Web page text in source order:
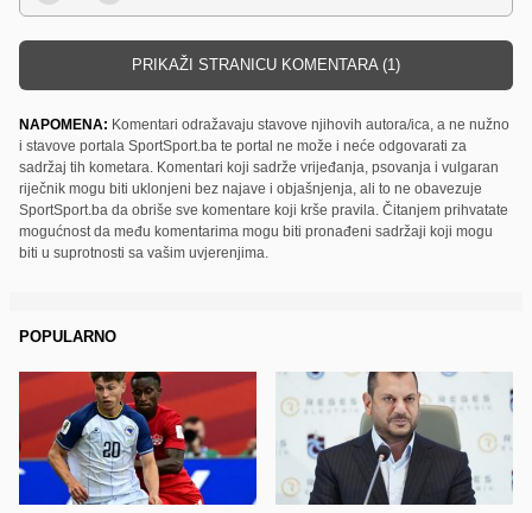
PRIKAŽI STRANICU KOMENTARA (1)
NAPOMENA: Komentari odražavaju stavove njihovih autora/ica, a ne nužno
i stavove portala SportSport.ba te portal ne može i neće odgovarati za
sadržaj tih kometara. Komentari koji sadrže vrijeđanja, psovanja i vulgaran
riječnik mogu biti uklonjeni bez najave i objašnjenja, ali to ne obavezuje
SportSport.ba da obriše sve komentare koji krše pravila. Čitanjem prihvatate
mogućnost da među komentarima mogu biti pronađeni sadržaji koji mogu
biti u suprotnosti sa vašim uvjerenjima.
POPULARNO